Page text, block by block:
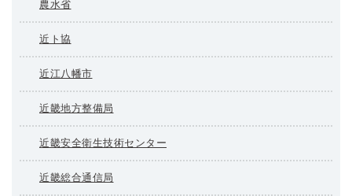
農水省
近ト協
近江八幡市
近畿地方整備局
近畿安全衛生技術センター
近畿総合通信局